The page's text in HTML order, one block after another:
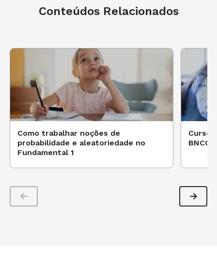
Conteúdos Relacionados
Como trabalhar noções de
probabilidade e aleatoriedade no
Fundamental 1
BNCC